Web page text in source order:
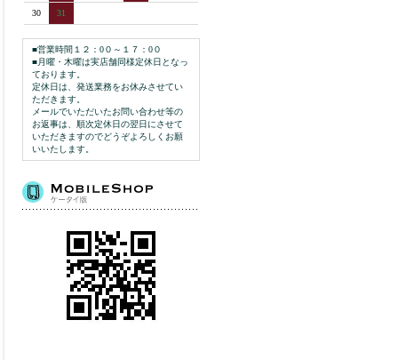
30 31
■営業時間１２：0０～１７：0０
■月曜・木曜は実店舗同様定休日となっ
ております。
定休日は、発送業務をお休みさせてい
ただきます。
メールでいただいたお問い合わせ等の
お返事は、順次定休日の翌日にさせて
いただきますのでどうぞよろしくお願
いいたします。